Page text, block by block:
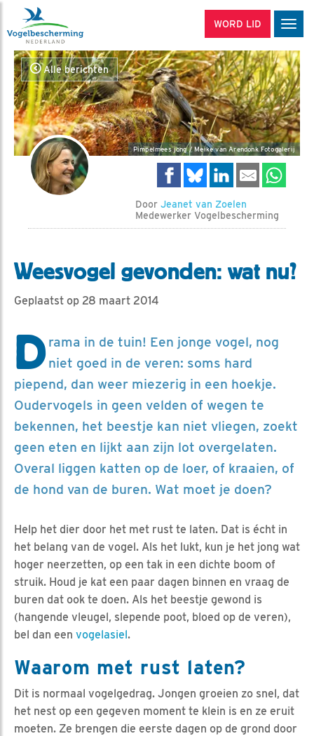
WORD LID
Alle berichten
Pimpelmees jong / Meike van Arendonk Fotogalerij
Door Jeanet van Zoelen
Medewerker Vogelbescherming
Weesvogel gevonden: wat nu?
Geplaatst op 28 maart 2014
Drama in de tuin! Een jonge vogel, nog
niet goed in de veren: soms hard
piepend, dan weer miezerig in een hoekje.
Oudervogels in geen velden of wegen te
bekennen, het beestje kan niet vliegen, zoekt
geen eten en lijkt aan zijn lot overgelaten.
Overal liggen katten op de loer, of kraaien, of
de hond van de buren. Wat moet je doen?
Help het dier door het met rust te laten. Dat is écht in
het belang van de vogel. Als het lukt, kun je het jong wat
hoger neerzetten, op een tak in een dichte boom of
struik. Houd je kat een paar dagen binnen en vraag de
buren dat ook te doen. Als het beestje gewond is
(hangende vleugel, slepende poot, bloed op de veren),
bel dan een vogelasiel.
Waarom met rust laten?
Dit is normaal vogelgedrag. Jongen groeien zo snel, dat
het nest op een gegeven moment te klein is en ze eruit
moeten. Ze brengen die eerste dagen op de grond door